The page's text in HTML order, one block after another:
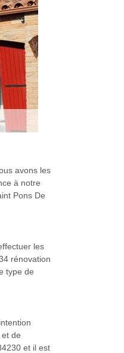
avons les
à notre
Pons De
les
rénovation
type de
de
et il est